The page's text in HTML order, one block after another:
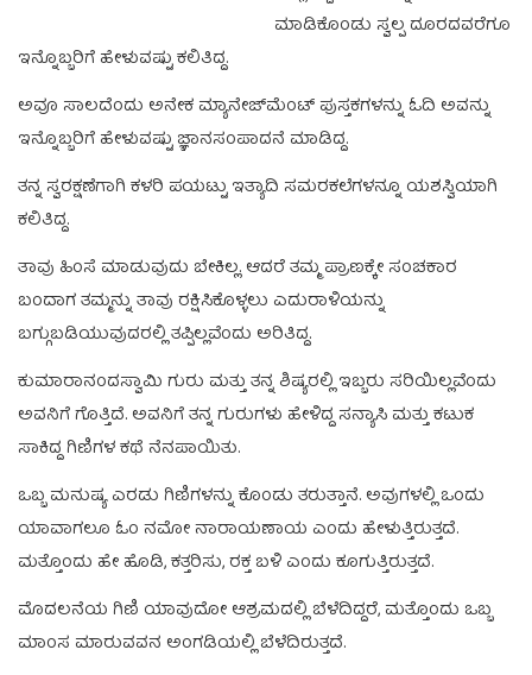
ಮಾಡಿಕೊಂಡು ಸ್ವಲ್ಪ ದೂರದವರೆಗೂ
ಇನ್ನೊಬ್ಬರಿಗೆ ಹೇಳುವಷ್ಟು ಕಲಿತಿದ್ದ.
ಅವೂ ಸಾಲದೆಂದು ಅನೇಕ ಮ್ಯಾನೇಜ್‌ಮೆಂಟ್‌ ಪುಸ್ತಕಗಳನ್ನು ಓದಿ ಅವನ್ನು
ಇನ್ನೊಬ್ಬರಿಗೆ ಹೇಳುವಷ್ಟು ಜ್ಞಾನಸಂಪಾದನೆ ಮಾಡಿದ್ದ.
ತನ್ನ ಸ್ವರಕ್ಷಣೆಗಾಗಿ ಕಳರಿ ಪಯಟ್ಟು ಇತ್ಯಾದಿ ಸಮರಕಲೆಗಳನ್ನೂ ಯಶಸ್ವಿಯಾಗಿ
ಕಲಿತಿದ್ದ.
ತಾವು ಹಿಂಸೆ ಮಾಡುವುದು ಬೇಕಿಲ್ಲ. ಆದರೆ ತಮ್ಮ ಪ್ರಾಣಕ್ಕೇ ಸಂಚಕಾರ
ಬಂದಾಗ ತಮ್ಮನ್ನು ತಾವು ರಕ್ಷಿಸಿಕೊಳ್ಳಲು ಎದುರಾಳಿಯನ್ನು
ಬಗ್ಗುಬಡಿಯುವುದರಲ್ಲಿ ತಪ್ಪಿಲ್ಲವೆಂದು ಅರಿತಿದ್ದ.
ಕುಮಾರಾನಂದಸ್ವಾಮಿ ಗುರು ಮತ್ತು ತನ್ನ ಶಿಷ್ಯರಲ್ಲಿ ಇಬ್ಬರು ಸರಿಯಿಲ್ಲವೆಂದು
ಅವನಿಗೆ ಗೊತ್ತಿದೆ. ಅವನಿಗೆ ತನ್ನ ಗುರುಗಳು ಹೇಳಿದ್ದ ಸನ್ಯಾಸಿ ಮತ್ತು ಕಟುಕ
ಸಾಕಿದ್ದ ಗಿಣಿಗಳ ಕಥೆ ನೆನಪಾಯಿತು.
ಒಬ್ಬ ಮನುಷ್ಯ ಎರಡು ಗಿಣಿಗಳನ್ನು ಕೊಂಡು ತರುತ್ತಾನೆ. ಅವುಗಳಲ್ಲಿ ಒಂದು
ಯಾವಾಗಲೂ ಓಂ ನಮೋ ನಾರಾಯಣಾಯ ಎಂದು ಹೇಳುತ್ತಿರುತ್ತದೆ.
ಮತ್ತೊಂದು ಹೇ ಹೊಡಿ, ಕತ್ತರಿಸು, ರಕ್ತ ಬಳಿ ಎಂದು ಕೂಗುತ್ತಿರುತ್ತದೆ.
ಮೊದಲನೆಯ ಗಿಣಿ ಯಾವುದೋ ಆಶ್ರಮದಲ್ಲಿ ಬೆಳೆದಿದ್ದರೆ, ಮತ್ತೊಂದು ಒಬ್ಬ
ಮಾಂಸ ಮಾರುವವನ ಅಂಗಡಿಯಲ್ಲಿ ಬೆಳೆದಿರುತ್ತದೆ.